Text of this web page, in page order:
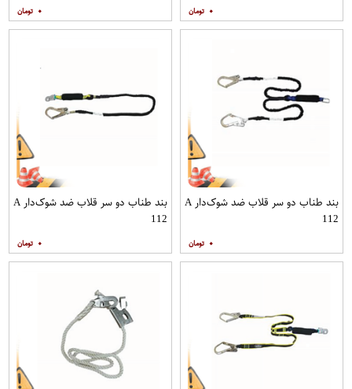
۰ ۰
بند طناب دو سر قلاب ضد شوک‌دار A
112
۰
بند طناب دو سر قلاب ضد شوک‌دار A
112
۰